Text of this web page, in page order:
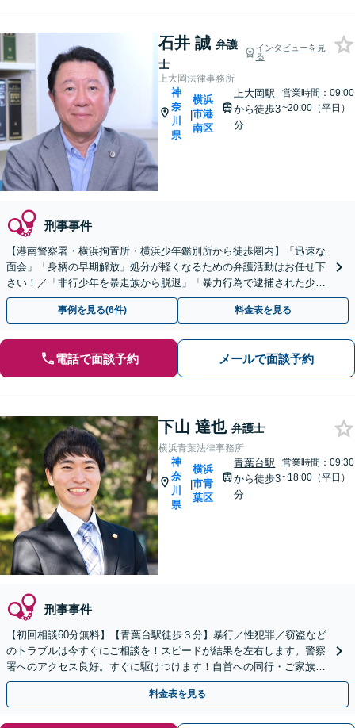
石井 誠 弁護
士
インタビューを見
る
上大岡法律事務所
神
奈
川
県
|
横浜
市港
南区
上大岡駅
から徒歩3
分
営業時間：09:00
~20:00（平日）
刑事事件
【港南警察署・横浜拘置所・横浜少年鑑別所から徒歩圏内】「迅速な
面会」「身柄の早期解放」処分が軽くなるための弁護活動はお任せ下
さい！／「非行少年を暴走族から脱退」「暴力行為で逮捕された少年
を正常な方向へ」少年事件の実績多数【休日夜間相談可】
事例を見る(6件) 料金表を見る
電話で面談予約 メールで面談予約
下山 達也 弁護士
横浜青葉法律事務所
神
奈
川
県
|
横浜
市青
葉区
青葉台駅
から徒歩3
分
営業時間：09:30
~18:00（平日）
刑事事件
【初回相談60分無料】【青葉台駅徒歩３分】暴行／性犯罪／窃盗など
のトラブルは今すぐにご相談を！スピードが結果を左右します。警察
署へのアクセス良好。すぐに駆けつけます！自首への同行・ご家族の
サポートもお任せ【夜間・土日相談可】
料金表を見る